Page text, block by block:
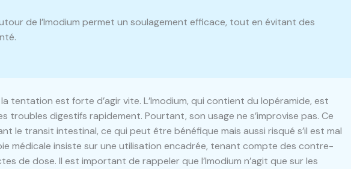
de l’Imodium permet un soulagement efficace, tout en évitant des
tentation est forte d’agir vite. L’Imodium, qui contient du lopéramide, est
troubles digestifs rapidement. Pourtant, son usage ne s’improvise pas. Ce
le transit intestinal, ce qui peut être bénéfique mais aussi risqué s’il est mal
médicale insiste sur une utilisation encadrée, tenant compte des contre-
de dose. Il est important de rappeler que l’Imodium n’agit que sur les